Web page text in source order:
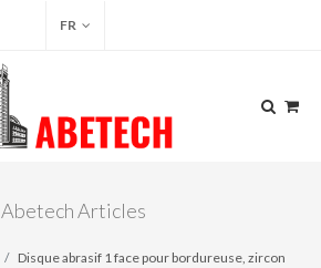
FR
Abetech Articles
Disque abrasif 1 face pour bordureuse, zircon